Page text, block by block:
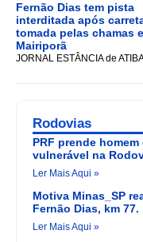
Fernão Dias tem pista
interditada após
tomada pelas chamas
Mairiporã
JORNAL ESTÂNCIA de
Rodovias
PRF prende
vulnerável na
Ler Mais Aqui »
Motiva Minas_SP
Fernão Dias, km 77.
Ler Mais Aqui »